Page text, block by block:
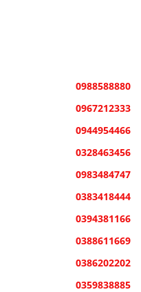
0988588880
0967212333
0944954466
0328463456
0983484747
0383418444
0394381166
0388611669
0386202202
0359838885